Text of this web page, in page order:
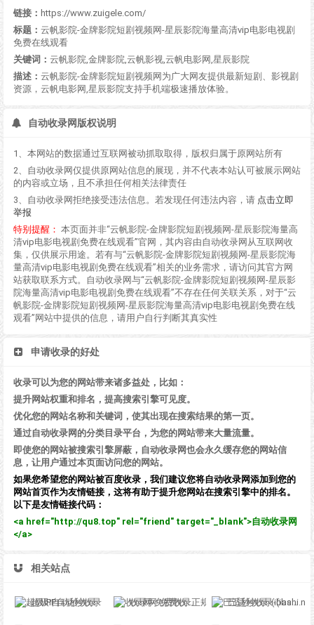
链接： https://www.zuigele.com/
标题： 云帆影院-金牌影院短剧视频网-星辰影院海量高清vip电影电视剧
免费在线观看
关键词： 云帆影院,金牌影院,云帆影视,云帆电影网,星辰影院
描述： 云帆影院-金牌影院短剧视频网为广大网友提供最新短剧、影视剧
资源，云帆电影网,星辰影院支持手机端极速播放体验。
自动收录网版权说明
1、本网站的数据通过互联网被动抓取取得，版权归属于原网站所有
2、自动收录网仅提供原网站信息的展现，并不代表本站认可被展示网站
的内容或立场，且不承担任何相关法律责任
3、自动收录网拒绝接受违法信息。若发现任何违法内容，请 点击立即
举报
特别提醒： 本页面并非“云帆影院-金牌影院短剧视频网-星辰影院海量高
清vip电影电视剧免费在线观看”官网，其内容由自动收录网从互联网收
集，仅供展示用途。若有与“云帆影院-金牌影院短剧视频网-星辰影院海
量高清vip电影电视剧免费在线观看”相关的业务需求，请访问其官方网
站获取联系方式。自动收录网与“云帆影院-金牌影院短剧视频网-星辰影
院海量高清vip电影电视剧免费在线观看”不存在任何关联关系，对于“云
帆影院-金牌影院短剧视频网-星辰影院海量高清vip电影电视剧免费在线
观看”网站中提供的信息，请用户自行判断其真实性
申请收录的好处
收录可以为您的网站带来诸多益处，比如：
提升网站权重和排名，提高搜索引擎可见度。
优化您的网站名称和关键词，使其出现在搜索结果的第一页。
通过自动收录网的分类目录平台，为您的网站带来大量流量。
即使您的网站被搜索引擎屏蔽，自动收录网也会永久缓存您的网站信
息，让用户通过本页面访问您的网站。
如果您希望您的网站被百度收录，我们建议您将自动收录网添加到您的
网站首页作为友情链接，这将有助于提升您网站在搜索引擎中的排名。
以下是友情链接代码：
<a href="http://qu8.top" rel="friend" target="_blank">自动收录网
</a>
相关站点
超级IP自动秒收录 收录网-免费收录正规网站-免费发布软文 巴适秒收录-(ibashi.net) - 巴适导航分类网站目录 - 自助网址提交自动收录